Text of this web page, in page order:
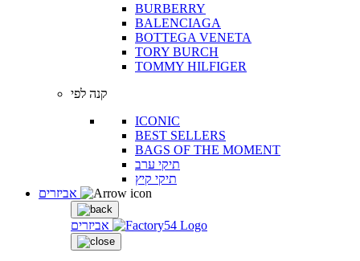
BURBERRY
BALENCIAGA
BOTTEGA VENETA
TORY BURCH
TOMMY HILFIGER
קנה לפי
ICONIC
BEST SELLERS
BAGS OF THE MOMENT
תיקי ערב
תיקי קיץ
אביזרים